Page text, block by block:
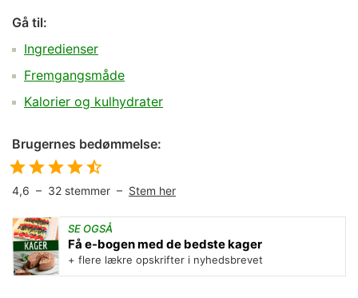
Gå til:
Ingredienser
Fremgangsmåde
Kalorier og kulhydrater
Brugernes bedømmelse:
4,6 – 32 stemmer – Stem her
SE OGSÅ
Få e-bogen med de bedste kager
+ flere lækre opskrifter i nyhedsbrevet